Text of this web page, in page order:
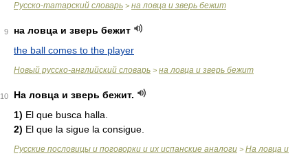
Русско-татарский словарь > на ловца и зверь бежит
9
на ловца и зверь бежит
the ball comes to the player
Новый русско-английский словарь > на ловца и зверь бежит
10
На ловца и зверь бежит.
1) El que busca halla.
2) El que la sigue la consigue.
Русские пословицы и поговорки и их испанские аналоги > На ловца и